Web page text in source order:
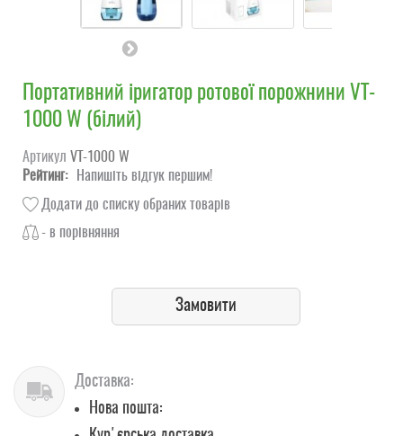
Портативний іригатор ротової порожнини VT-
1000 W (білий)
Артикул VT-1000 W
Рейтинг:
Напишіть відгук першим!
Додати до списку обраних товарів
- в порівняння
Замовити
Доставка:
Нова пошта: